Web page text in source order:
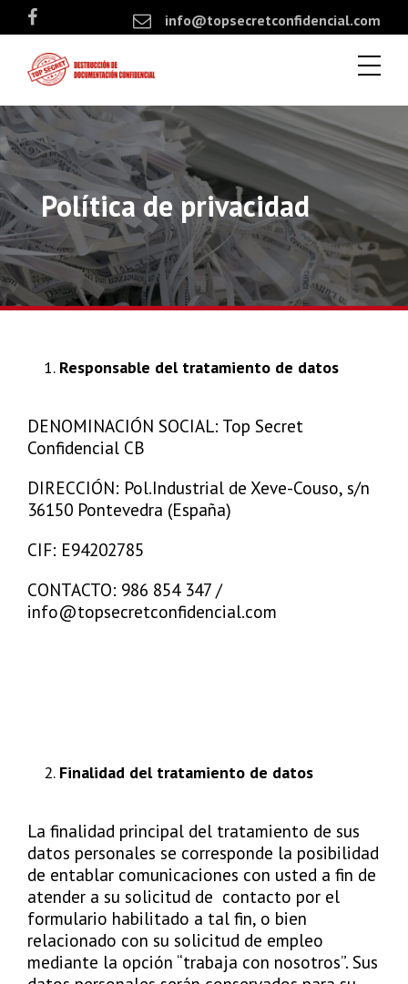
info@topsecretconfidencial.com
Política de privacidad
Responsable del tratamiento de datos
DENOMINACIÓN SOCIAL: Top Secret
Confidencial CB
DIRECCIÓN: Pol.Industrial de Xeve-Couso, s/n
36150 Pontevedra (España)
CIF: E94202785
CONTACTO: 986 854 347 /
info@topsecretconfidencial.com
Finalidad del tratamiento de datos
La finalidad principal del tratamiento de sus
datos personales se corresponde la posibilidad
de entablar comunicaciones con usted a fin de
atender a su solicitud de contacto por el
formulario habilitado a tal fin, o bien
relacionado con su solicitud de empleo
mediante la opción “trabaja con nosotros”. Sus